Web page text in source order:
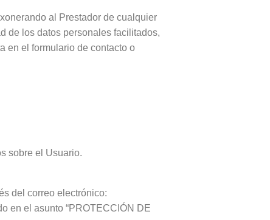
al Prestador de cualquier
de los datos personales facilitados,
en el formulario de contacto o
sobre el Usuario.
del correo electrónico:
en el asunto “PROTECCIÓN DE